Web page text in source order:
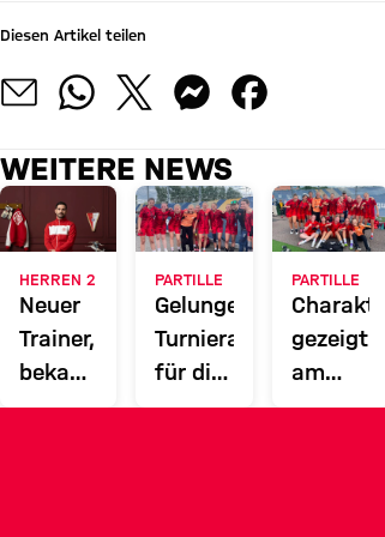
Diesen Artikel teilen
WEITERE NEWS
HERREN 2
Neuer
Trainer,
bekanntes
Gesicht
PARTILLE
Gelungener
Turnierauftakt
für die
G15
PARTILLE
Charakter
gezeigt
am
ersten